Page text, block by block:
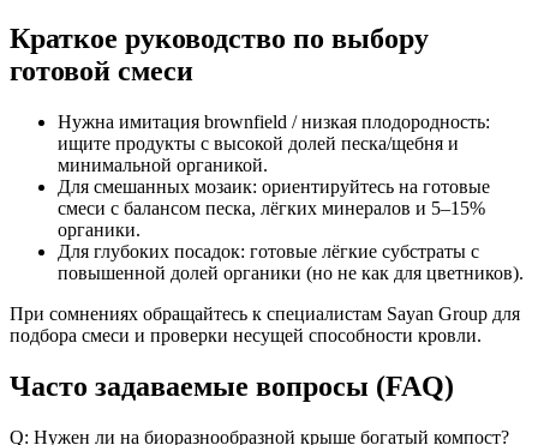
Краткое руководство по выбору
готовой смеси
Нужна имитация brownfield / низкая плодородность:
ищите продукты с высокой долей песка/щебня и
минимальной органикой.
Для смешанных мозаик: ориентируйтесь на готовые
смеси с балансом песка, лёгких минералов и 5–15%
органики.
Для глубоких посадок: готовые лёгкие субстраты с
повышенной долей органики (но не как для цветников).
При сомнениях обращайтесь к специалистам Sayan Group для
подбора смеси и проверки несущей способности кровли.
Часто задаваемые вопросы (FAQ)
Q: Нужен ли на биоразнообразной крыше богатый компост?